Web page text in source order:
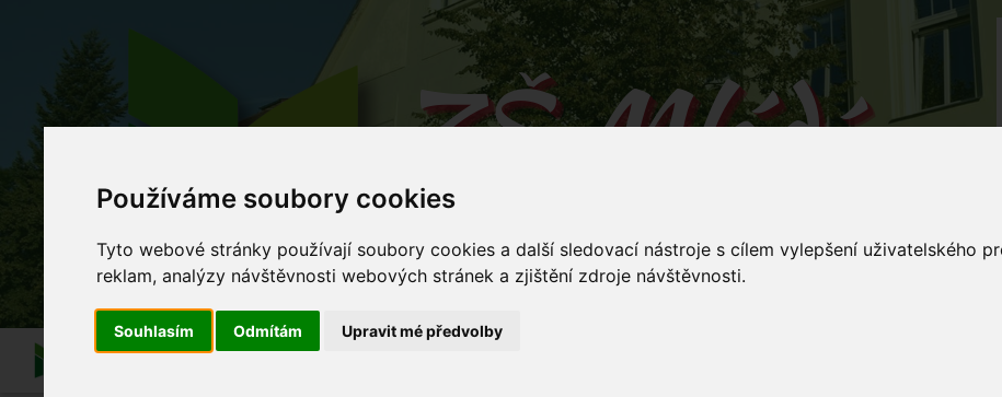
Používáme soubory cookies
Tyto webové stránky používají soubory cookies a další sledovací nástroje s cílem vylepšení uživatelského
reklam, analýzy návštěvnosti webových stránek a zjištění zdroje návštěvnosti.
Souhlasím Odmítám Upravit mé předvolby
ZŠ Mládí
Informace O škole